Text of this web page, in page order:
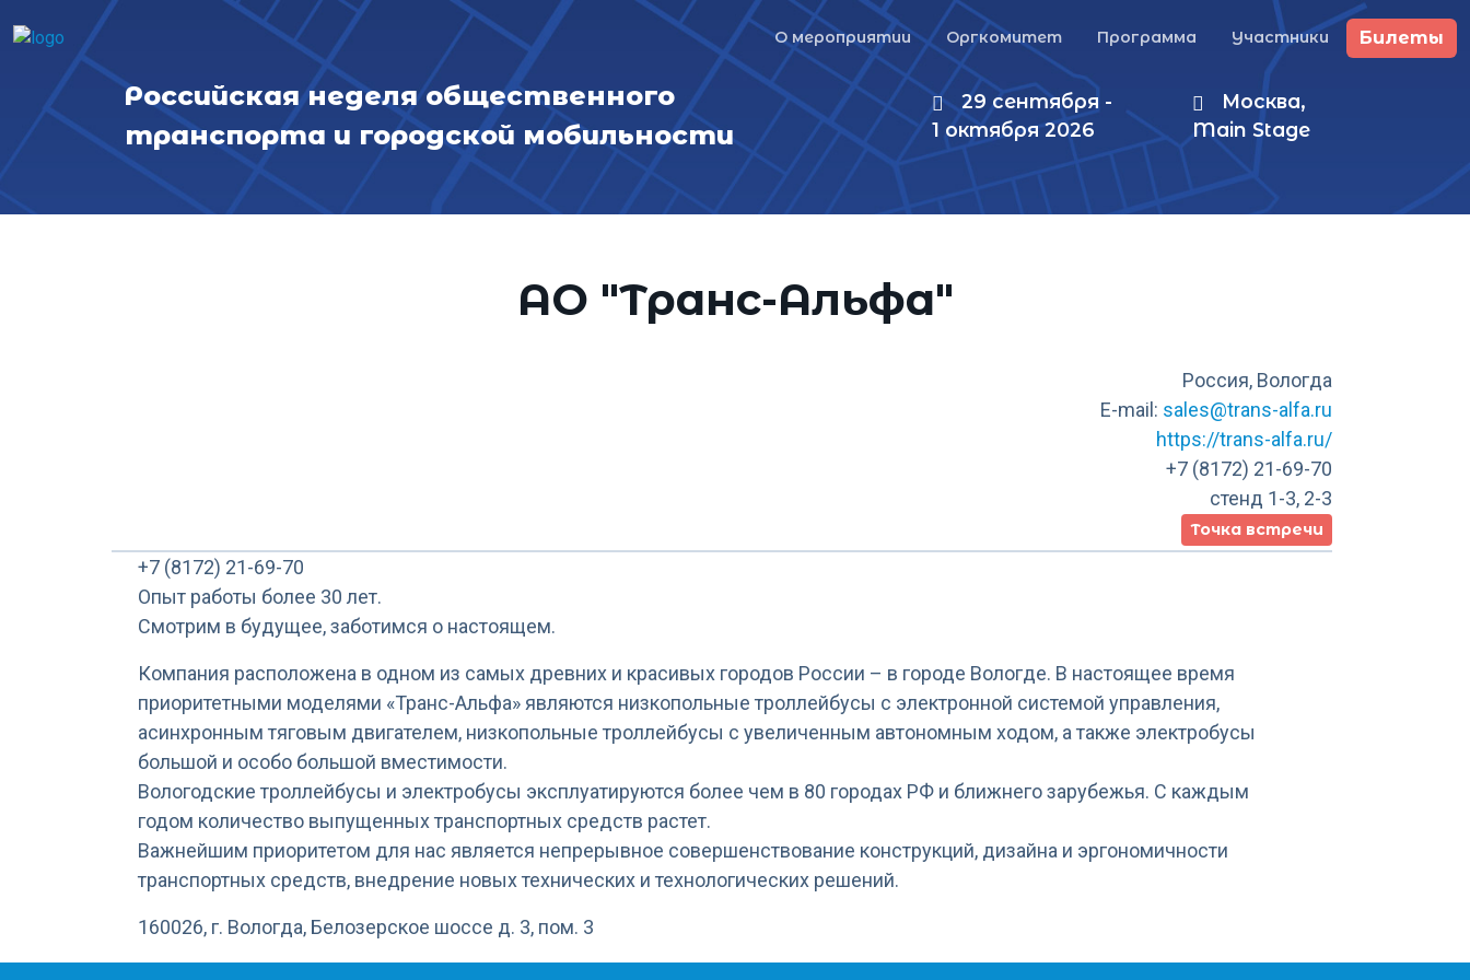
Перейти к основному содержанию
Билеты
Главное меню
О мероприятии Оргкомитет Программа Участники
Российская неделя общественного
транспорта и городской мобильности
29 сентября -
1 октября 2026
Москва,
Main Stage
АО "Транс-Альфа"
Россия, Вологда
E-mail: sales@trans-alfa.ru
https://trans-alfa.ru/
+7 (8172) 21-69-70
стенд 1-3, 2-3
Точка встречи
+7 (8172) 21-69-70
Опыт работы более 30 лет.
Смотрим в будущее, заботимся о настоящем.
Компания расположена в одном из самых древних и красивых городов России – в городе Вологде. В настоящее время
приоритетными моделями «Транс-Альфа» являются низкопольные троллейбусы с электронной системой управления,
асинхронным тяговым двигателем, низкопольные троллейбусы с увеличенным автономным ходом, а также электробусы
большой и особо большой вместимости.
Вологодские троллейбусы и электробусы эксплуатируются более чем в 80 городах РФ и ближнего зарубежья. С каждым
годом количество выпущенных транспортных средств растет.
Важнейшим приоритетом для нас является непрерывное совершенствование конструкций, дизайна и эргономичности
транспортных средств, внедрение новых технических и технологических решений.
160026, г. Вологда, Белозерское шоссе д. 3, пом. 3